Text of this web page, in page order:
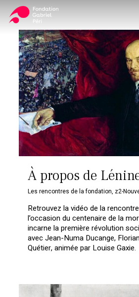
content
À propos de
Les rencontres de la fondation, z2-
Retrouvez la vidéo de la
l’occasion du centenaire de la
incarne la première révolution
avec Jean-Numa Ducange,
Quétier, animée par Louise Gaxie.